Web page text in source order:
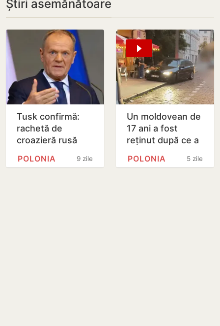
Știri asemănătoare
Tusk confirmă:
rachetă de
croazieră rusă
prăbușit în
9 zile
POLONIA
Un moldovean de
17 ani a fost
reținut după ce a
și a intrat cu
5 zile
POLONIA